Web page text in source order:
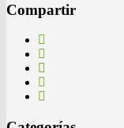
Compartir